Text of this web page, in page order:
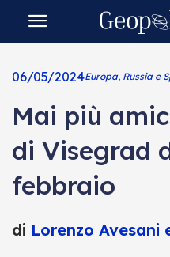
06/05/2024Europa, Russia e
Mai più
di Visegrad
febbraio
di Lorenzo Avesani